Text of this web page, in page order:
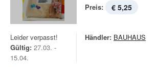
Preis: € 5,25
Leider verpasst!
Gültig: 27.03. -
15.04.
Händler: BAUHAUS